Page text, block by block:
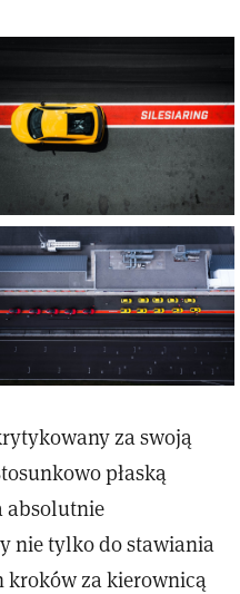
za swoją
płaską
absolutnie
nie tylko do stawiania
kroków za kierownicą